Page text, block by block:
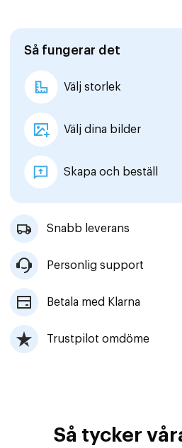
Så fungerar det
Välj storlek
Välj dina bilder
Skapa och beställ
Snabb leverans
Personlig support
Betala med Klarna
Trustpilot omdöme
Så tycker